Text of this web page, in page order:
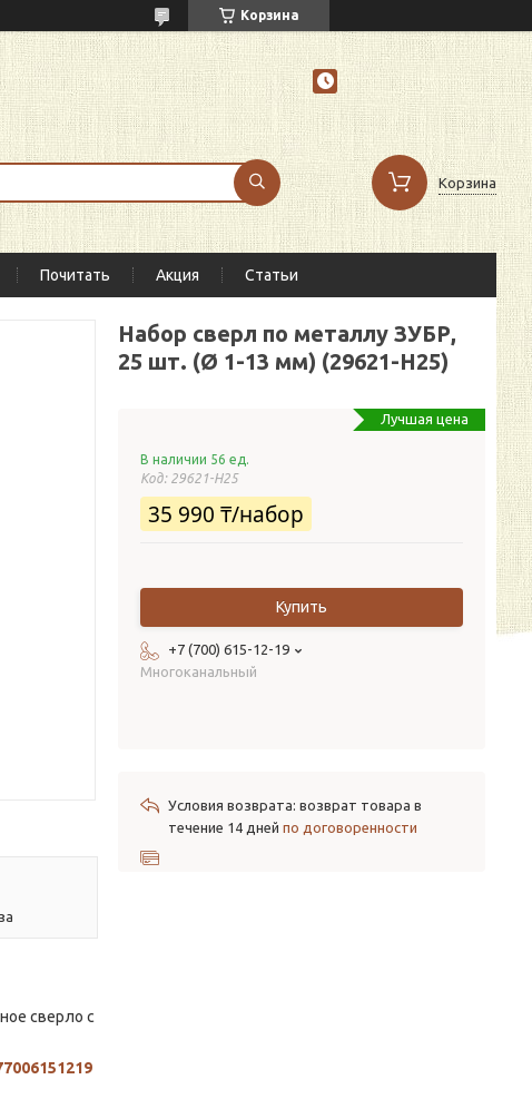
Корзина
Корзина
Почитать Акция Статьи
сверло с
Набор сверл по металлу ЗУБР,
25 шт. (Ø 1-13 мм) (29621-H25)
Лучшая цена
В наличии 56 ед.
Код: 29621-H25
35 990 ₸/набор
Купить
+7 (700) 615-12-19
Многоканальный
возврат товара в
течение 14 дней по договоренности